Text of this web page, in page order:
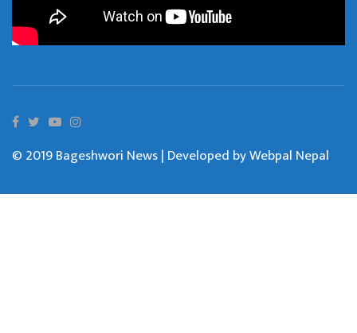
© 2019 Bageshwori News | Developed byWebpal Nepal